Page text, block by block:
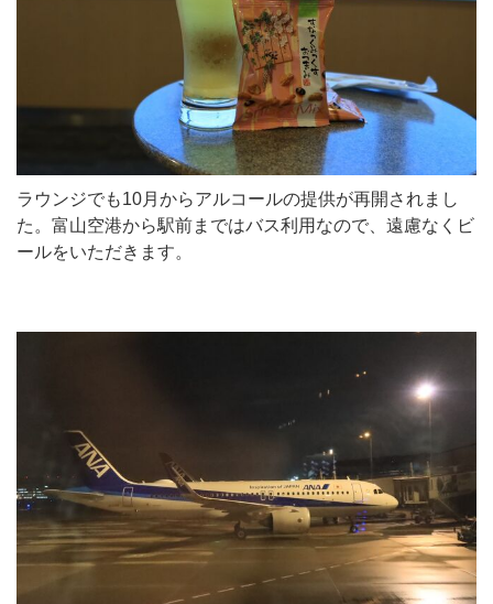
ラウンジでも10月からアルコールの提供が再開されまし
た。富山空港から駅前まではバス利用なので、遠慮なくビ
ールをいただきます。